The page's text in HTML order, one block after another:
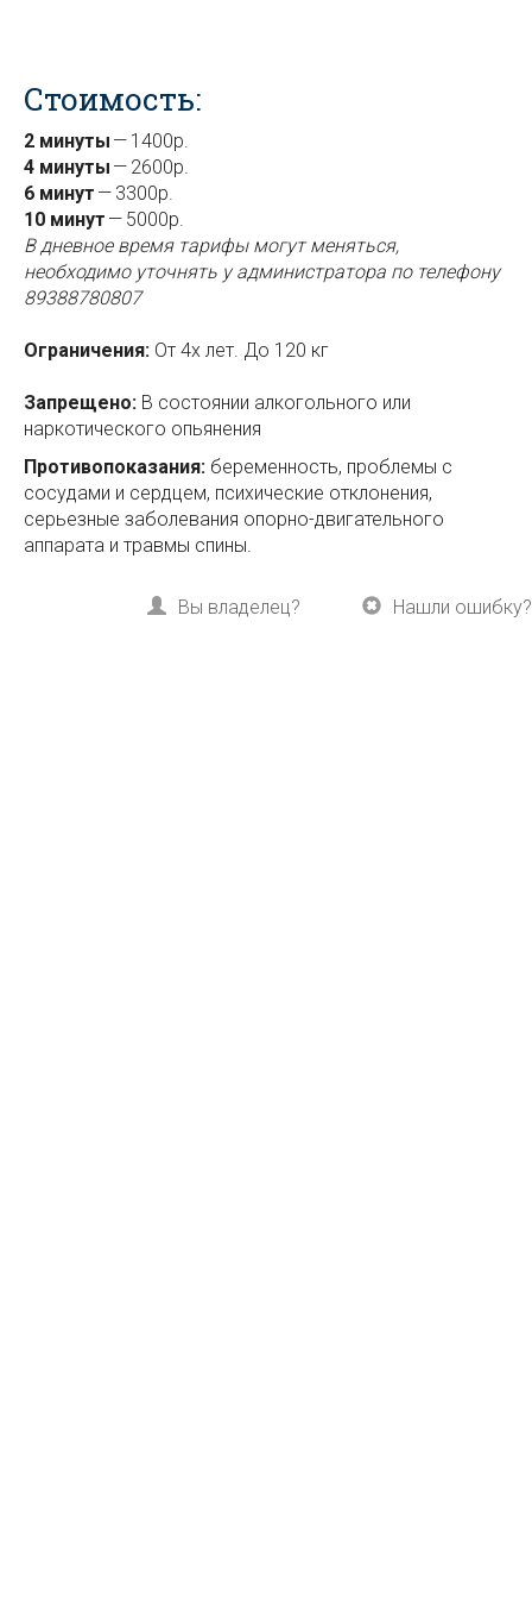
Стоимость:
2 минуты — 1400р.
4 минуты — 2600р.
6 минут — 3300р.
10 минут — 5000р.
В дневное время тарифы могут меняться,
необходимо уточнять у администратора по телефону
89388780807
Ограничения: От 4х лет. До 120 кг
Запрещено: В состоянии алкогольного или
наркотического опьянения
Противопоказания: беременность, проблемы с
сосудами и сердцем, психические отклонения,
серьезные заболевания опорно-двигательного
аппарата и травмы спины.
Вы владелец? Нашли ошибку?